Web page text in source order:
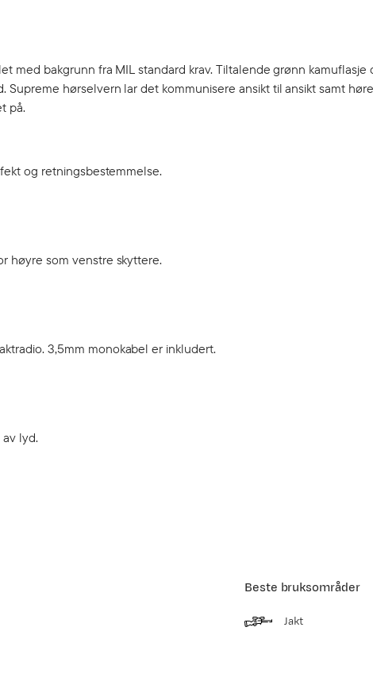
med bakgrunn fra MIL standard krav. Tiltalende grønn kamuflasje
hørselvern lar det kommunisere ansikt til ansikt samt høre
på.
og retningsbestemmelse.
høyre som venstre skyttere.
3,5mm monokabel er inkludert.
lyd.
Beste bruksområder
Jakt